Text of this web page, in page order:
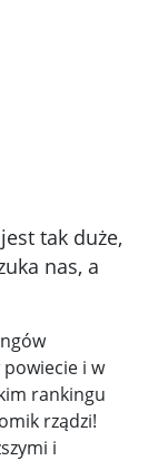
tak duże,
nas, a
powiecie i w
rankingu
rządzi!
i